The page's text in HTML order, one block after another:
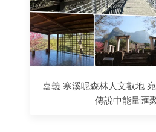
嘉義 寒溪呢森林人文叡地
傳說中能量匯